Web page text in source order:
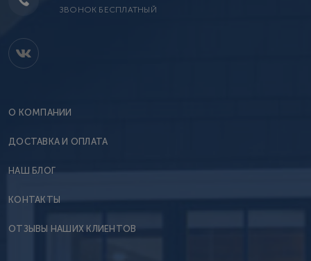
ЗВОНОК БЕСПЛАТНЫЙ
О КОМПАНИИ
ДОСТАВКА И ОПЛАТА
НАШ БЛОГ
КОНТАКТЫ
ОТЗЫВЫ НАШИХ КЛИЕНТОВ